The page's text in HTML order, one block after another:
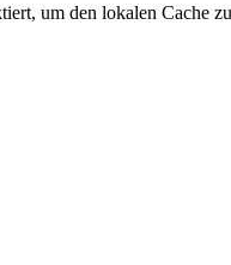
um den lokalen Cache